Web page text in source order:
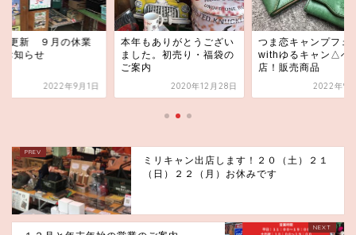
更新 ９月の休業
お知らせ
2022年9月1日
本年もありがとうござい
ました。初売り・福袋の
ご案内
2020年12月28日
つま恋キャンプフェ
withゆるキャン△へ
店！販売商品
2022年9
ミリキャン出店します！２０（土）２１
（日）２２（月）お休みです